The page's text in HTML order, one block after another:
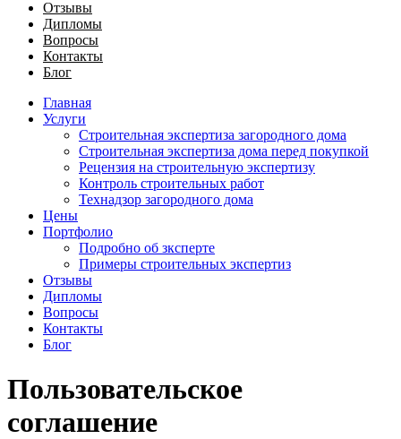
Отзывы
Дипломы
Вопросы
Контакты
Блог
Главная
Услуги
Строительная экспертиза загородного дома
Строительная экспертиза дома перед покупкой
Рецензия на строительную экспертизу
Контроль строительных работ
Технадзор загородного дома
Цены
Портфолио
Подробно об зксперте
Примеры строительных экспертиз
Отзывы
Дипломы
Вопросы
Контакты
Блог
Пользовательское
соглашение